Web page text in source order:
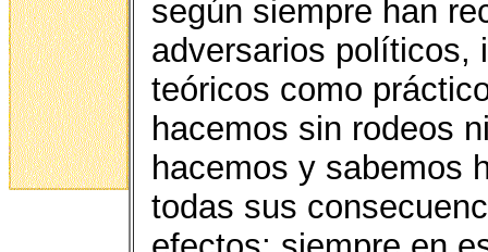
según siempre han
adversarios políticos,
teóricos como
hacemos sin rodeos
hacemos y sabemos
todas sus